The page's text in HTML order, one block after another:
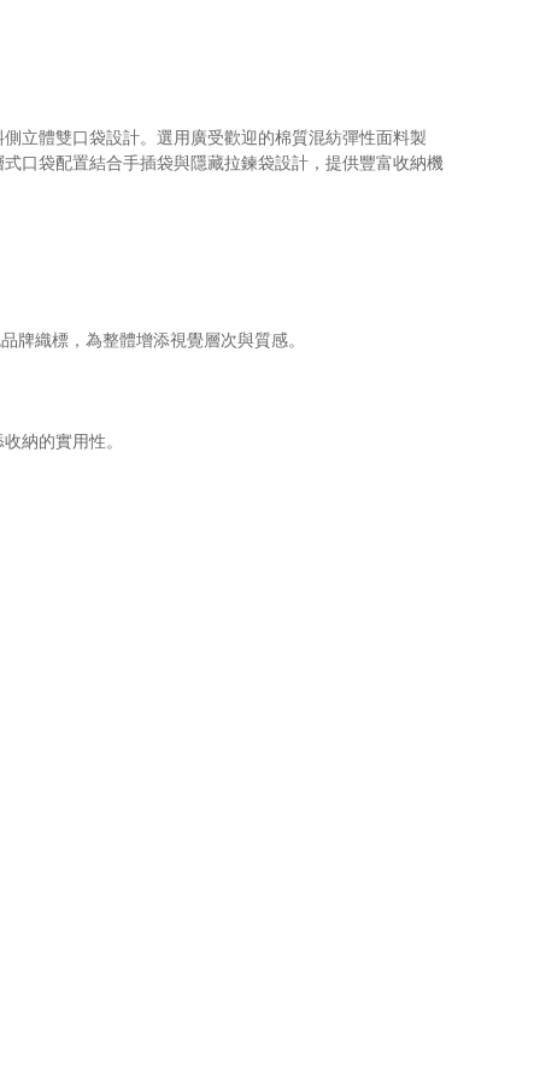
立體雙口袋設計。選用廣受歡迎的棉質混紡彈性面料製
口袋配置結合手插袋與隱藏拉鍊袋設計，提供豐富收納機
牌織標，為整體增添視覺層次與質感。
納的實用性。